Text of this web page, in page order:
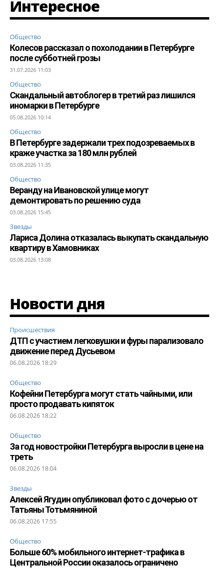
Интересное
Общество
Колесов рассказал о похолодании в Петербурге
после субботней грозы
31.07.2026 11:03
Общество
Скандальный автоблогер в третий раз лишился
иномарки в Петербурге
05.08.2026 10:14
Общество
В Петербурге задержали трех подозреваемых в
краже участка за 180 млн рублей
03.08.2026 11:35
Общество
Веранду на Ивановской улице могут
демонтировать по решению суда
03.08.2026 15:45
Звезды
Лариса Долина отказалась выкупать скандальную
квартиру в Хамовниках
03.08.2026 13:08
Новости дня
Происшествия
ДТП с участием легковушки и фуры парализовало
движение перед Дусьевом
06.08.2026 18:29
Общество
Кофейни Петербурга могут стать чайными, или
просто продавать кипяток
06.08.2026 18:22
Общество
За год новостройки Петербурга выросли в цене на
треть
06.08.2026 18:04
Звезды
Алексей Ягудин опубликовал фото с дочерью от
Татьяны Тотьмяниной
06.08.2026 17:55
Общество
Больше 60% мобильного интернет-трафика в
Центральной России оказалось ограничено